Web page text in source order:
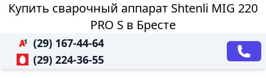
Купить сварочный аппарат Shtenli МIG 220
PRO S в Бресте
(29) 167-44-64
(29) 224-36-55